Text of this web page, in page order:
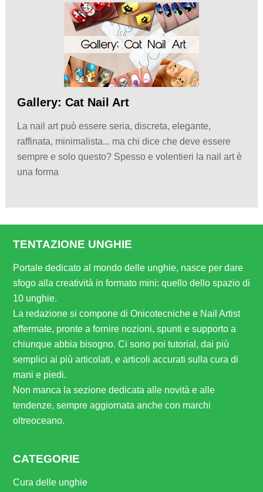
Gallery: Cat Nail Art
La nail art può essere seria, discreta, elegante,
raffinata, minimalista... ma chi dice che deve essere
sempre e solo questo? Spesso e volentieri la nail art è
una forma
TENTAZIONE UNGHIE
Portale dedicato al mondo delle unghie, nasce per dare
sfogo alla creatività in formato mini: quello dello spazio di
10 unghie.
La redazione si compone di Onicotecniche e Nail Artist
affermate, pronte a fornire nozioni, spunti e supporto a
chiunque abbia bisogno. Ci sono poi tutorial, dai più
semplici ai più articolati, e articoli accurati sulla cura di
mani e piedi.
Non manca la sezione dedicata alle novità e alle
tendenze, sempre aggiornata anche con marchi
oltreoceano.
CATEGORIE
Cura delle unghie